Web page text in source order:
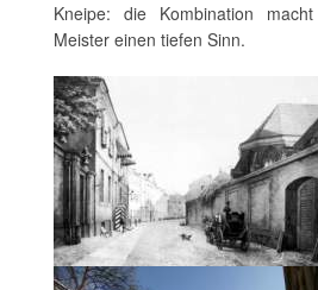
Kneipe: die Kombination
Meister einen tiefen Sinn.